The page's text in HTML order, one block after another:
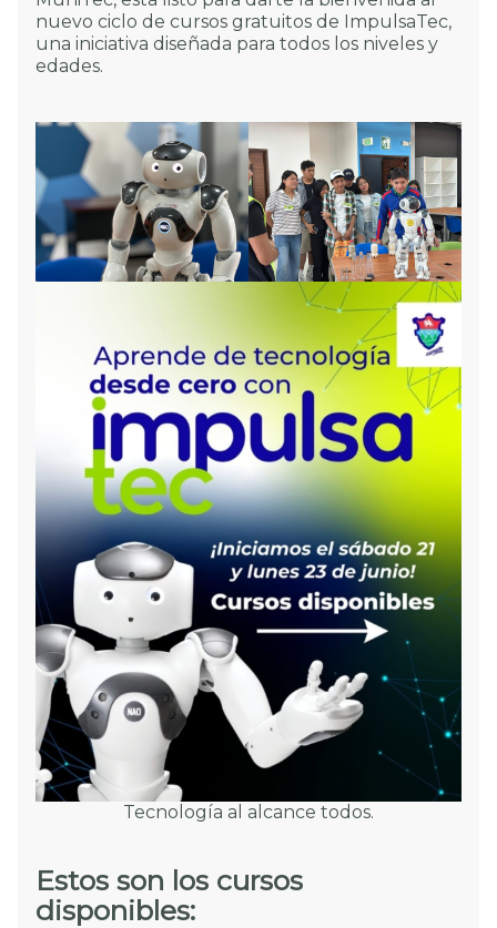
nuevo ciclo de cursos gratuitos de ImpulsaTec,
una iniciativa diseñada para todos los niveles y
edades.
Tecnología al alcance todos.
Estos son los cursos
disponibles: